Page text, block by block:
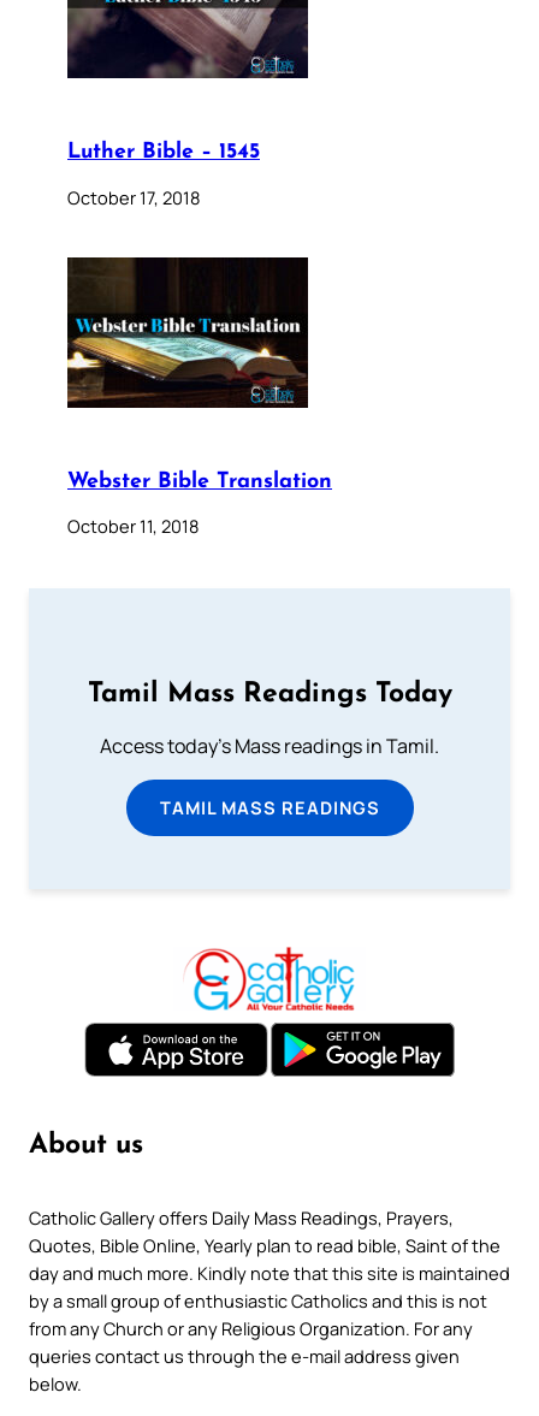
Luther Bible – 1545
October 17, 2018
Webster Bible Translation
October 11, 2018
Tamil Mass Readings Today
Access today's Mass readings in Tamil.
TAMIL MASS READINGS
About us
Catholic Gallery offers Daily Mass Readings, Prayers,
Quotes, Bible Online, Yearly plan to read bible, Saint of the
day and much more. Kindly note that this site is maintained
by a small group of enthusiastic Catholics and this is not
from any Church or any Religious Organization. For any
queries contact us through the e-mail address given
below.